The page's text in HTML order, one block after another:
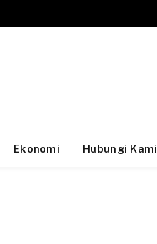
Ekonomi Hubungi Kami